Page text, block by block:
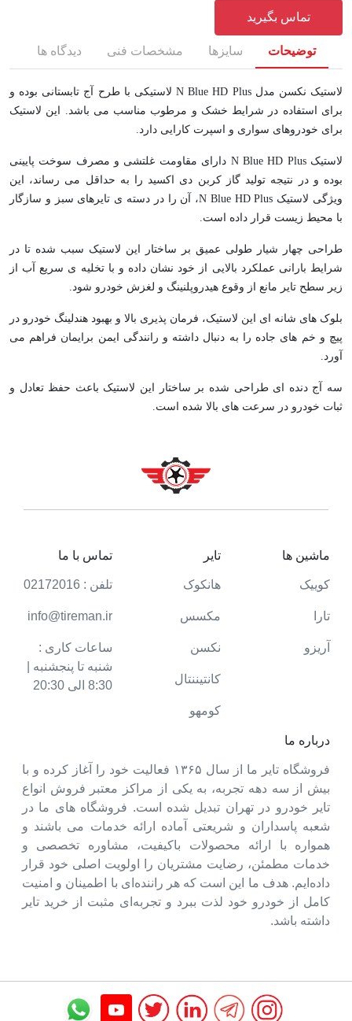
تماس بگیرید
توضیحات سایزها مشخصات فنی دیدگاه ها
لاستیک نکسن مدل N Blue HD Plus لاستیکی با طرح آج تابستانی بوده و
برای استفاده در شرایط خشک و مرطوب مناسب می باشد. این لاستیک
برای خودروهای سواری و اسپرت کارایی دارد.
لاستیک N Blue HD Plus دارای مقاومت غلتشی و مصرف سوخت پایینی
بوده و در نتیجه تولید گاز کربن دی اکسید را به حداقل می رساند، این
ویژگی لاستیک N Blue HD Plus، آن را در دسته ی تایرهای سبز و سازگار
با محیط زیست قرار داده است.
طراحی چهار شیار طولی عمیق بر ساختار این لاستیک سبب شده تا در
شرایط بارانی عملکرد بالایی از خود نشان داده و با تخلیه ی سریع آب از
زیر سطح تایر مانع از وقوع هیدروپلنینگ و لغزش خودرو شود.
بلوک های شانه ای این لاستیک، فرمان پذیری بالا و بهبود هندلینگ خودرو در
پیچ و خم های جاده را به دنبال داشته و رانندگی ایمن برایمان فراهم می
آورد.
سه آج دنده ای طراحی شده بر ساختار این لاستیک باعث حفظ تعادل و
ثبات خودرو در سرعت های بالا شده است.
درباره ما
فروشگاه تایر ما از سال ۱۳۶۵ فعالیت خود را آغاز کرده و با
بیش از سه دهه تجربه، به یکی از مراکز معتبر فروش انواع
تایر خودرو در تهران تبدیل شده است. فروشگاه های ما در
شعبه پاسداران و شریعتی آماده ارائه خدمات می باشند و
همواره با ارائه محصولات باکیفیت، مشاوره تخصصی و
خدمات مطمئن، رضایت مشتریان را اولویت اصلی خود قرار
داده‌ایم. هدف ما این است که هر راننده‌ای با اطمینان و امنیت
کامل از خودرو خود لذت ببرد و تجربه‌ای مثبت از خرید تایر
داشته باشد.
ماشین ها
کوییک
تارا
آریزو
تایر
هانکوک
مکسس
نکسن
کانتیننتال
کومهو
تماس با ما
تلفن : 02172016
info@tireman.ir
ساعات کاری :
شنبه تا پنجشنبه |
8:30 الی 20:30